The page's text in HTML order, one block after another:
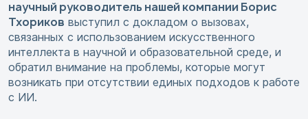
научный руководитель нашей компании Борис
Тхориков выступил с докладом о вызовах,
связанных с использованием искусственного
интеллекта в научной и образовательной среде, и
обратил внимание на проблемы, которые могут
возникать при отсутствии единых подходов к работе
с ИИ.